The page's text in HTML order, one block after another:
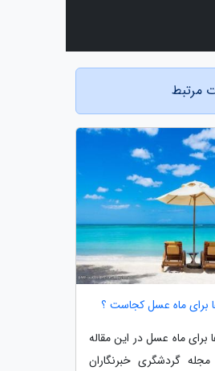
مرتبط
برای ماه عسل کجاست ؟
برای ماه عسل در این مقاله
گردشگری خبرنگاران